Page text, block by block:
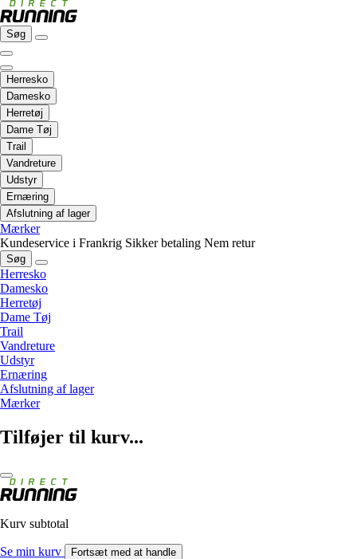
Søg
Herresko
Damesko
Herretøj
Dame Tøj
Trail
Vandreture
Udstyr
Ernæring
Afslutning af lager
Mærker
Kundeservice i Frankrig Sikker betaling Nem retur
Søg
Herresko
Damesko
Herretøj
Dame Tøj
Trail
Vandreture
Udstyr
Ernæring
Afslutning af lager
Mærker
Tilføjer til kurv...
Kurv subtotal
Se min kurv Fortsæt med at handle